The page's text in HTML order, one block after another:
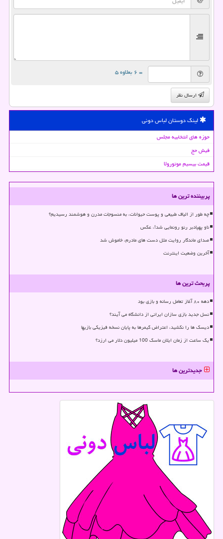
= ۶ بعلاوه ۵
ارسال نظر
لینک دوستان لباس دونی
حوزه های انتخابیه مجلس
فیش حج
قیمت بیسیم موتورولا
پربیننده ترین ها
چه طور از الیاف طبیعی و پوست حیوانات، به منسوجات مدرن و هوشمند رسیدیم؟
ناو پهپادبر رنو رونمایی شد!، عکس
صدای ماندگار روایت مثل دست های مادرم، خاموش شد
آخرین وضعیت اینترنت
پربحث ترین ها
دهه ۸۰ آغاز تعامل رسانه و بازی بود
نسل جدید بازی سازان ایرانی از دانشگاه می آیند؟
دیسک ها را نکشید، اعتراض گیمرها به پایان نسخه فیزیکی بازیها
یک ساعت از زمان ایلان ماسک 100 میلیون دلار می ارزد؟
جدیدترین ها